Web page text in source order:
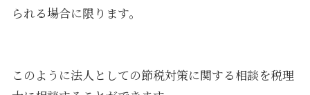
られる場合に限ります。
このように法人としての節税対策に関する相談を税理